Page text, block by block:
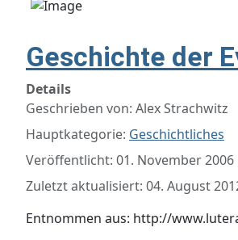
Geschichte der
Details
Geschrieben von: Alex Strachwitz
Hauptkategorie: Geschichtliches
Veröffentlicht: 01. November 2006
Zuletzt aktualisiert: 04. August
Entnommen aus: http://